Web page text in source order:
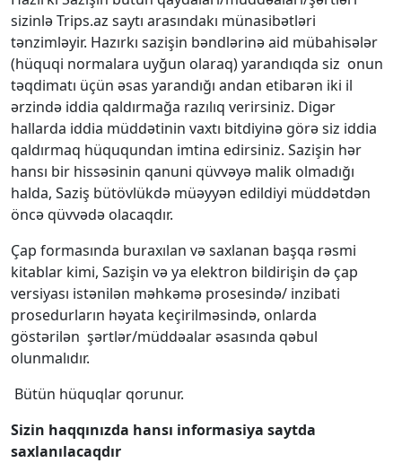
sizinlə Trips.az saytı arasındakı münasibətləri
tənzimləyir. Hazırkı sazişin bəndlərinə aid mübahisələr
(hüquqi normalara uyğun olaraq) yarandıqda siz onun
təqdimatı üçün əsas yarandığı andan etibarən iki il
ərzində iddia qaldırmağa razılıq verirsiniz. Digər
hallarda iddia müddətinin vaxtı bitdiyinə görə siz iddia
qaldırmaq hüququndan imtina edirsiniz. Sazişin hər
hansı bir hissəsinin qanuni qüvvəyə malik olmadığı
halda, Saziş bütövlükdə müəyyən edildiyi müddətdən
öncə qüvvədə olacaqdır.
Çap formasında buraxılan və saxlanan başqa rəsmi
kitablar kimi, Sazişin və ya elektron bildirişin də çap
versiyası istənilən məhkəmə prosesində/ inzibati
prosedurların həyata keçirilməsində, onlarda
göstərilən şərtlər/müddəalar əsasında qəbul
olunmalıdır.
Bütün hüquqlar qorunur.
Sizin haqqınızda hansı informasiya saytda
saxlanılacaqdır